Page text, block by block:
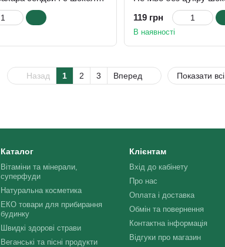
119 грн
В наявності
Назад 1 2 3 Вперед Показати всі
Каталог
Вітаміни та мінерали,
суперфуди
Натуральна косметика
ЕКО товари для прибирання
будинку
Швидкі здорові страви
Веганські та пісні продукти
Клієнтам
Вхід до кабінету
Про нас
Оплата і доставка
Обмін та повернення
Контактна інформація
Відгуки про магазин